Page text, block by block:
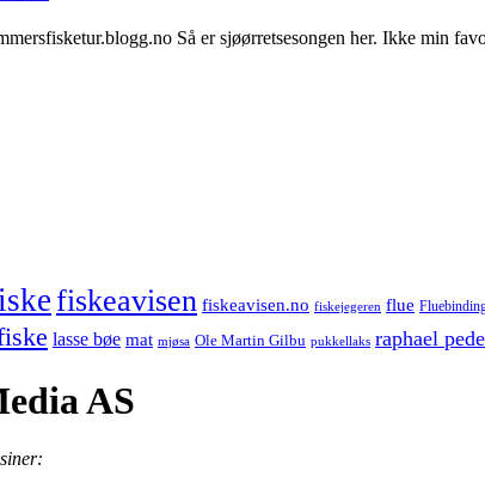
Så er sjøørretsesongen her. Ikke min
fiskeavisen fiskeavisen.no fiskejegeren flue
lasse bøe mat mjøsa Ole Martin Gilbu pukkellaks raphael
AS